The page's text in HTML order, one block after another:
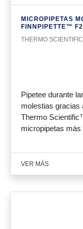
MICROPIPETAS
FINNPIPETTE™ F2
THERMO SCIENTIFIC
Pipetee durante
molestias gracias
Thermo
micropipetas
VER MÁS